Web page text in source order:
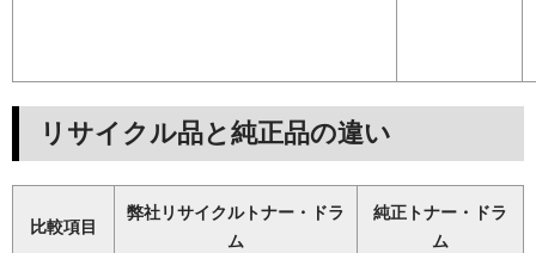
リサイクル品と純正品の違い
比較項目
弊社リサイクルトナー・ドラ
ム
純正トナー・ドラ
ム